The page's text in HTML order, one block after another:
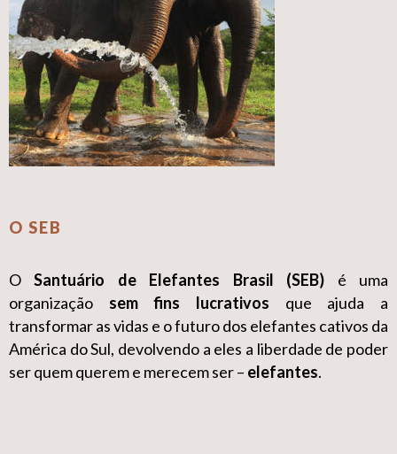
O SEB
OSantuário de Elefantes Brasil (SEB) é uma
organização sem fins lucrativos que ajuda a
transformar as vidas e o futuro dos elefantes cativos da
América do Sul, devolvendo a eles a liberdade de poder
ser quem querem e merecem ser – elefantes.